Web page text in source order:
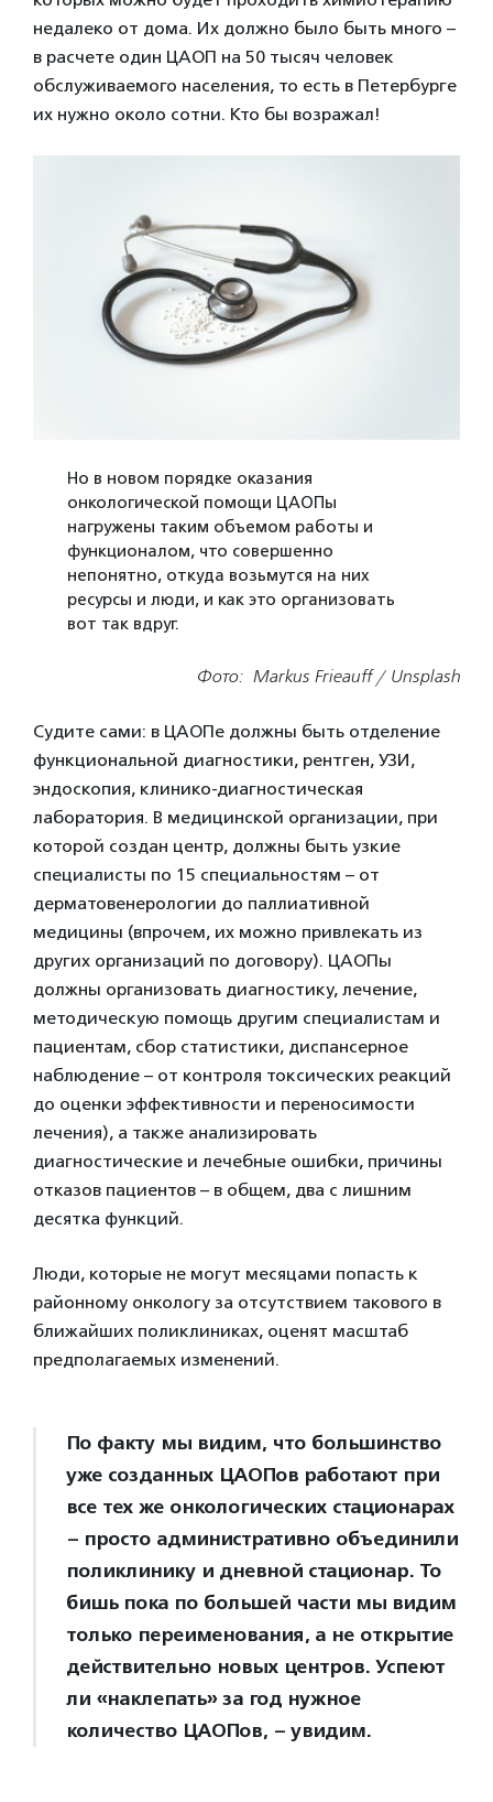
недалеко от дома. Их должно было быть много –
в расчете один ЦАОП на 50 тысяч человек
обслуживаемого населения, то есть в Петербурге
их нужно около сотни. Кто бы возражал!
Но в новом порядке оказания
онкологической помощи ЦАОПы
нагружены таким объемом работы и
функционалом, что совершенно
непонятно, откуда возьмутся на них
ресурсы и люди, и как это организовать
вот так вдруг.
Фото: Markus Frieauff / Unsplash
Судите сами: в ЦАОПе должны быть отделение
функциональной диагностики, рентген, УЗИ,
эндоскопия, клинико-диагностическая
лаборатория. В медицинской организации, при
которой создан центр, должны быть узкие
специалисты по 15 специальностям – от
дерматовенерологии до паллиативной
медицины (впрочем, их можно привлекать из
других организаций по договору). ЦАОПы
должны организовать диагностику, лечение,
методическую помощь другим специалистам и
пациентам, сбор статистики, диспансерное
наблюдение – от контроля токсических реакций
до оценки эффективности и переносимости
лечения), а также анализировать
диагностические и лечебные ошибки, причины
отказов пациентов – в общем, два с лишним
десятка функций.
Люди, которые не могут месяцами попасть к
районному онкологу за отсутствием такового в
ближайших поликлиниках, оценят масштаб
предполагаемых изменений.
По факту мы видим, что большинство
уже созданных ЦАОПов работают при
все тех же онкологических стационарах
– просто административно объединили
поликлинику и дневной стационар. То
бишь пока по большей части мы видим
только переименования, а не открытие
действительно новых центров. Успеют
ли «наклепать» за год нужное
количество ЦАОПов, – увидим.